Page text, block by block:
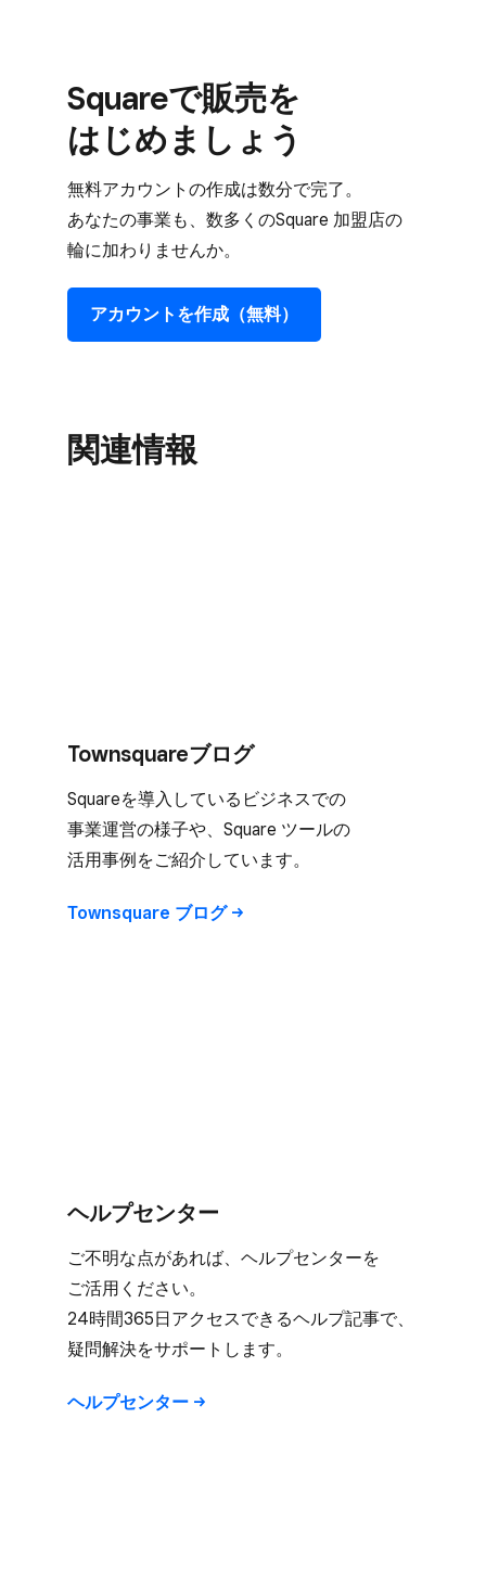
Squareで​販売を​
はじめましょう
無料アカウントの​作成は​数分で​完了。​
あなたの​事業も、​数多くの​Square 加盟店の​
輪に​加わりませんか。
アカウントを​作成​（無料）
関連情報
Townsquareブログ
Squareを​導入している​ビジネスでの​
事業運営の​様子や、​Square ツールの​
活用事例を​ご紹介しています。
Townsquare ブログ
ヘルプセンター
ご不明な​点が​あれば、​ヘルプセンターを​
ご活用ください。​
24時間365日アクセスできる​ヘルプ記事で、​
疑問解決を​サポートします。
ヘルプセンター